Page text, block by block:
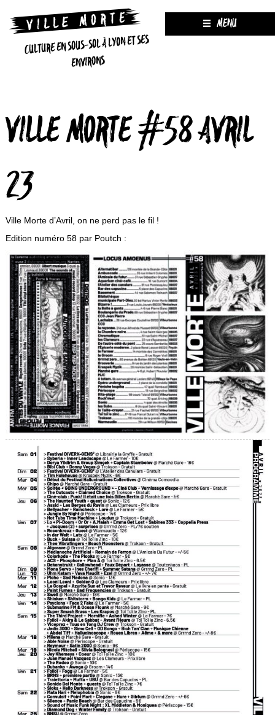
CULTURE EN SOUS-SOL À LYON ET SES
ENVIRONS
MENU
VILLE MORTE #58 AVRIL
23
Ville Morte d’Avril, on ne perd pas le fil !
Edition numéro 58 par Poutch :